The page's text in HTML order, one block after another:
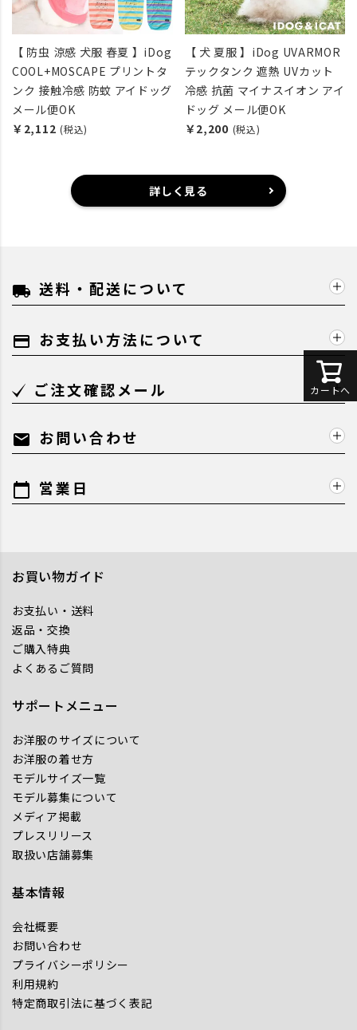
カートへ
【 防虫 涼感 犬服 春夏 】iDog
COOL+MOSCAPE プリントタ
ンク 接触冷感 防蚊 アイドッグ
メール便OK
￥2,112 (税込)
【 犬 夏服 】iDog UVARMOR
テックタンク 遮熱 UVカット
冷感 抗菌 マイナスイオン アイ
ドッグ メール便OK
￥2,200 (税込)
詳しく見る
local_shipping 送料・配送について
payment お支払い方法について
ご注文確認メール
mail お問い合わせ
calendar_today 営業日
お買い物ガイド
お支払い・送料
返品・交換
ご購入特典
よくあるご質問
サポートメニュー
お洋服のサイズについて
お洋服の着せ方
モデルサイズ一覧
モデル募集について
メディア掲載
プレスリリース
取扱い店舗募集
基本情報
会社概要
お問い合わせ
プライバシーポリシー
利用規約
特定商取引法に基づく表記